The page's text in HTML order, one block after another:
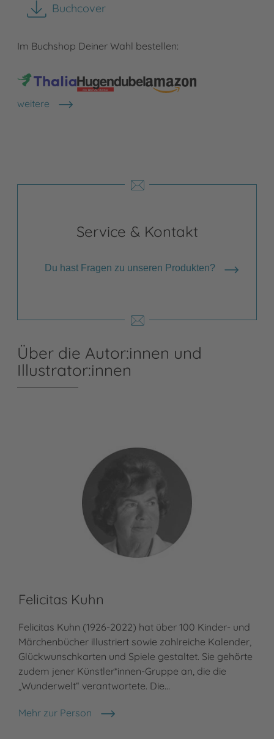
Buchcover
herunterladen
Im Buchshop Deiner Wahl bestellen:
weitere
Shops anzeigen
Service & Kontakt
Du hast Fragen zu unseren Produkten?
Über die Autor:innen und
Illustrator:innen
Felicitas Kuhn
Felicitas Kuhn (1926-2022) hat über 100 Kinder- und
Märchenbücher illustriert sowie zahlreiche Kalender,
Glückwunschkarten und Spiele gestaltet. Sie gehörte
zudem jener Künstler*innen-Gruppe an, die die
„Wunderwelt“ verantwortete. Die…
Mehr zur Person
Felicitas Kuhn